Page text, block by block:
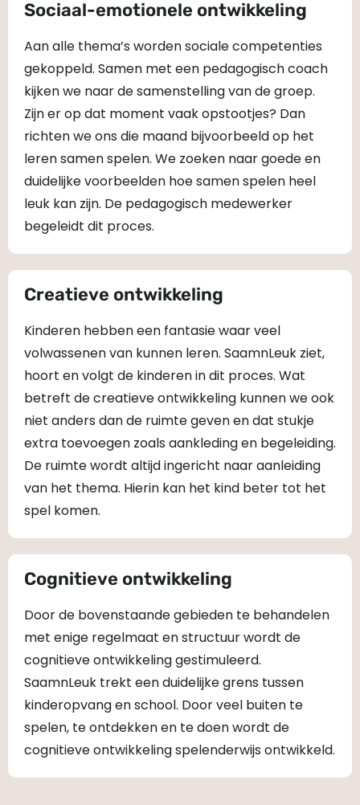
Sociaal-emotionele ontwikkeling
Aan alle thema’s worden sociale competenties
gekoppeld. Samen met een pedagogisch coach
kijken we naar de samenstelling van de groep.
Zijn er op dat moment vaak opstootjes? Dan
richten we ons die maand bijvoorbeeld op het
leren samen spelen. We zoeken naar goede en
duidelijke voorbeelden hoe samen spelen heel
leuk kan zijn. De pedagogisch medewerker
begeleidt dit proces.
Creatieve ontwikkeling
Kinderen hebben een fantasie waar veel
volwassenen van kunnen leren. SaamnLeuk ziet,
hoort en volgt de kinderen in dit proces. Wat
betreft de creatieve ontwikkeling kunnen we ook
niet anders dan de ruimte geven en dat stukje
extra toevoegen zoals aankleding en begeleiding.
De ruimte wordt altijd ingericht naar aanleiding
van het thema. Hierin kan het kind beter tot het
spel komen.
Cognitieve ontwikkeling
Door de bovenstaande gebieden te behandelen
met enige regelmaat en structuur wordt de
cognitieve ontwikkeling gestimuleerd.
SaamnLeuk trekt een duidelijke grens tussen
kinderopvang en school. Door veel buiten te
spelen, te ontdekken en te doen wordt de
cognitieve ontwikkeling spelenderwijs ontwikkeld.